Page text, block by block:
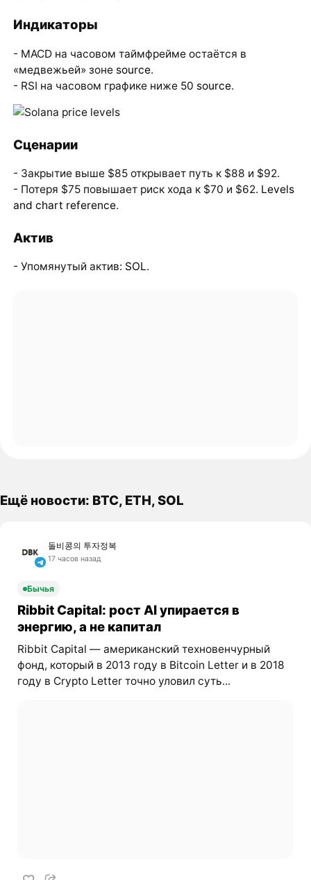
Индикаторы
- MACD на часовом таймфрейме остаётся в
«медвежьей» зоне source.
- RSI на часовом графике ниже 50 source.
Сценарии
- Закрытие выше $85 открывает путь к $88 и $92.
- Потеря $75 повышает риск хода к $70 и $62. Levels
and chart reference.
Актив
- Упомянутый актив: SOL.
Ещё новости: BTC, ETH, SOL
돌비콩의 투자정복
17 часов назад
Бычья
Ribbit Capital: рост AI упирается в
энергию, а не капитал
Ribbit Capital — американский техновенчурный
фонд, который в 2013 году в Bitcoin Letter и в 2018
году в Crypto Letter точно уловил суть...